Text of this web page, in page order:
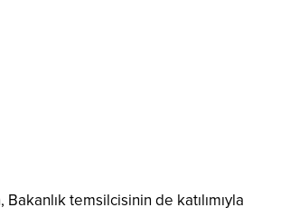
temsilcisinin de katılımıyla